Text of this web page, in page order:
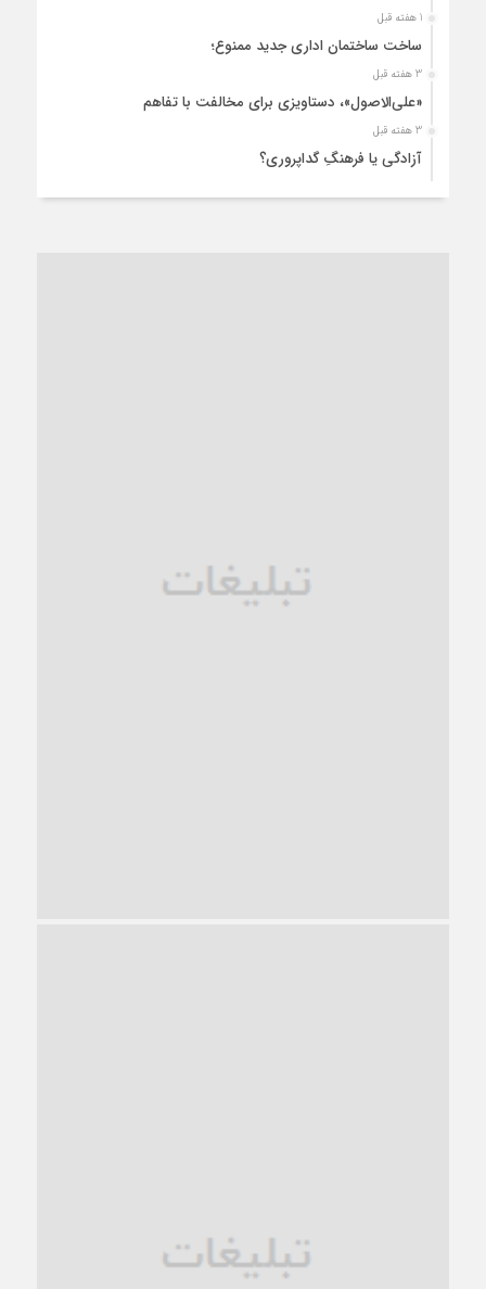
1 هفته قبل
ساخت ساختمان اداری جدید ممنوع؛
3 هفته قبل
«علی‌الاصول»، دستاویزی برای مخالفت با تفاهم
3 هفته قبل
آزادگی یا فرهنگِ گداپروری؟
ترجیح عقلانیت ایرانی بر دیدگاه‌های آخرالزمانی